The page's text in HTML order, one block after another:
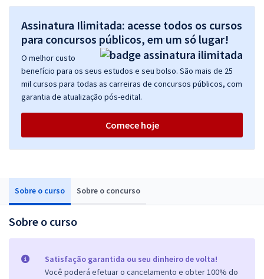
Sobre o curso Sobre o concurso
Sobre o curso
Satisfação garantida ou seu dinheiro de volta!
Você poderá efetuar o cancelamento e obter 100% do
Assinatura Ilimitada: acesse todos os cursos
para concursos públicos, em um só lugar!
O melhor custo
benefício para os seus estudos e seu bolso. São mais de 25
mil cursos para todas as carreiras de concursos públicos, com
garantia de atualização pós-edital.
Comece hoje